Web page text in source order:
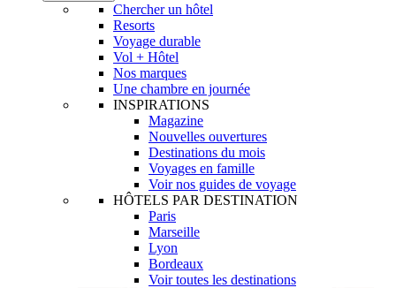
Chercher un hôtel
Resorts
Voyage durable
Vol + Hôtel
Nos marques
Une chambre en journée
INSPIRATIONS
Magazine
Nouvelles ouvertures
Destinations du mois
Voyages en famille
Voir nos guides de voyage
HÔTELS PAR DESTINATION
Paris
Marseille
Lyon
Bordeaux
Voir toutes les destinations